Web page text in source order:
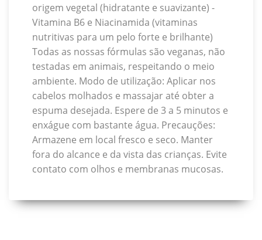
origem vegetal (hidratante e suavizante) -
Vitamina B6 e Niacinamida (vitaminas
nutritivas para um pelo forte e brilhante)
Todas as nossas fórmulas são veganas, não
testadas em animais, respeitando o meio
ambiente. Modo de utilização: Aplicar nos
cabelos molhados e massajar até obter a
espuma desejada. Espere de 3 a 5 minutos e
enxágue com bastante água. Precauções:
Armazene em local fresco e seco. Manter
fora do alcance e da vista das crianças. Evite
contato com olhos e membranas mucosas.